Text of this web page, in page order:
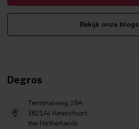
Bekijk onze blogs
Degros
Terminalweg 19A
3821AJ Amersfoort
the Netherlands